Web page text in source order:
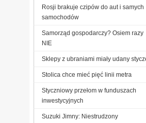
Rosji brakuje czipów do aut i samych
samochodów
Samorząd gospodarczy? Osiem razy
NIE
Sklepy z ubraniami miały udany
Stolica chce mieć pięć linii metra
Styczniowy przełom w funduszach
inwestycyjnych
Suzuki Jimny: Niestrudzony